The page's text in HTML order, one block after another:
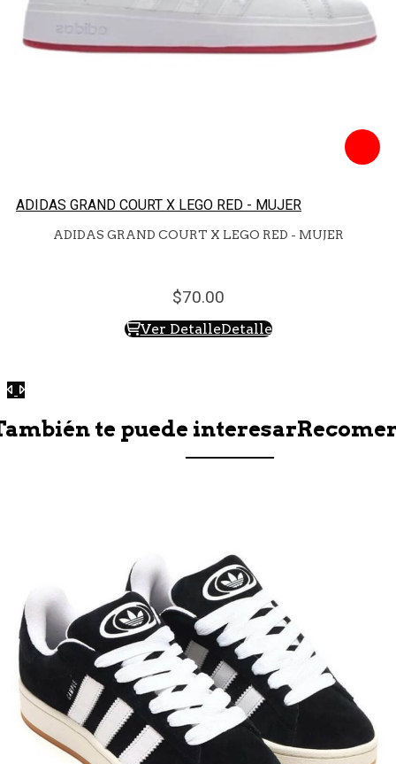
ADIDAS GRAND COURT X LEGO RED - MUJER
ADIDAS GRAND COURT X LEGO RED - MUJER
70.00
Ver DetalleDetalle
Anterior
Siguiente
te puede interesar